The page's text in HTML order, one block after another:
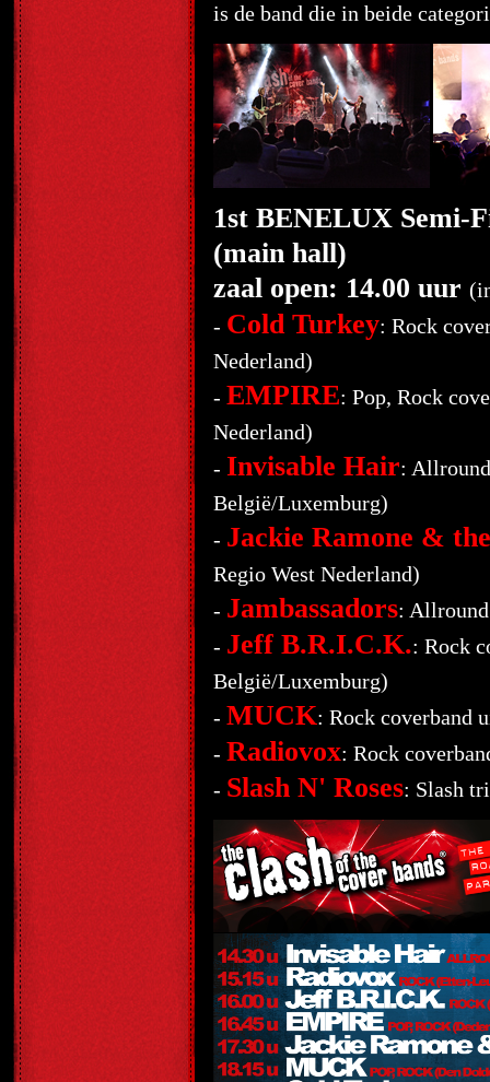
is de band die in beide
1st BENELUX Semi-
(main hall)
zaal open: 14.00 uur
- Cold Turkey: Rock
Nederland)
- EMPIRE: Pop, Rock
Nederland)
- Invisable Hair:
België/Luxemburg)
- Jackie Ramone &
Regio West Nederland)
- Jambassadors:
- Jeff B.R.I.C.K.: Rock
België/Luxemburg)
- MUCK: Rock coverband
- Radiovox: Rock
- Slash N' Roses: Slash